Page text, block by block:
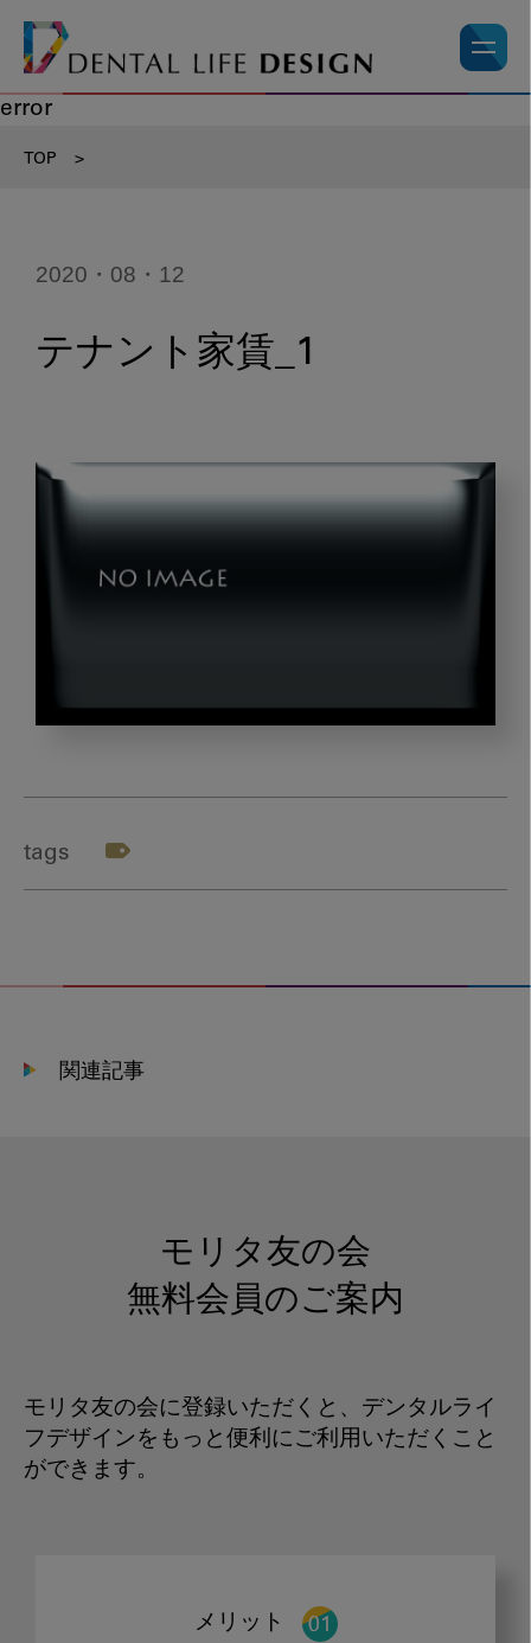
error
TOP >
2020・08・12
テナント家賃_1
ン
家
賃
tags
関連記事
モリタ友の会
無料会員のご案内
モリタ友の会に登録いただくと、デンタルライ
フデザインをもっと便利にご利用いただくこと
ができます。
メリット